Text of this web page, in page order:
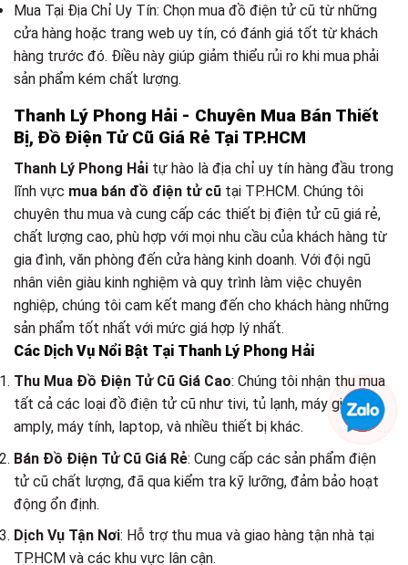
Mua Tại Địa Chỉ Uy Tín: Chọn mua đồ điện tử cũ từ những
cửa hàng hoặc trang web uy tín, có đánh giá tốt từ khách
hàng trước đó. Điều này giúp giảm thiểu rủi ro khi mua phải
sản phẩm kém chất lượng.
Thanh Lý Phong Hải - Chuyên Mua Bán Thiết
Bị, Đồ Điện Tử Cũ Giá Rẻ Tại TP.HCM
Thanh Lý Phong Hải tự hào là địa chỉ uy tín hàng đầu trong
lĩnh vực mua bán đồ điện tử cũ tại TP.HCM. Chúng tôi
chuyên thu mua và cung cấp các thiết bị điện tử cũ giá rẻ,
chất lượng cao, phù hợp với mọi nhu cầu của khách hàng từ
gia đình, văn phòng đến cửa hàng kinh doanh. Với đội ngũ
nhân viên giàu kinh nghiệm và quy trình làm việc chuyên
nghiệp, chúng tôi cam kết mang đến cho khách hàng những
sản phẩm tốt nhất với mức giá hợp lý nhất.
Các Dịch Vụ Nổi Bật Tại Thanh Lý Phong Hải
Thu Mua Đồ Điện Tử Cũ Giá Cao: Chúng tôi nhận thu mua
tất cả các loại đồ điện tử cũ như tivi, tủ lạnh, máy giặt, loa,
amply, máy tính, laptop, và nhiều thiết bị khác.
Bán Đồ Điện Tử Cũ Giá Rẻ: Cung cấp các sản phẩm điện
tử cũ chất lượng, đã qua kiểm tra kỹ lưỡng, đảm bảo hoạt
động ổn định.
Dịch Vụ Tận Nơi: Hỗ trợ thu mua và giao hàng tận nhà tại
TP.HCM và các khu vực lân cận.